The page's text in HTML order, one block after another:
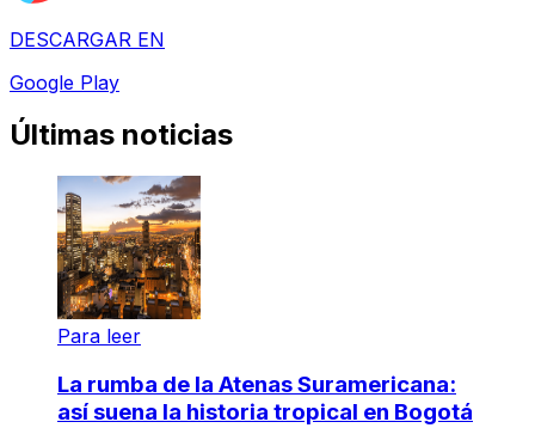
DESCARGAR EN
Google Play
Últimas noticias
Para leer
La rumba de la Atenas Suramericana:
así suena la historia tropical en Bogotá